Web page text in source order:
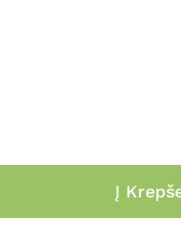
Į
išsaugoti
iš naujo, kai kitą